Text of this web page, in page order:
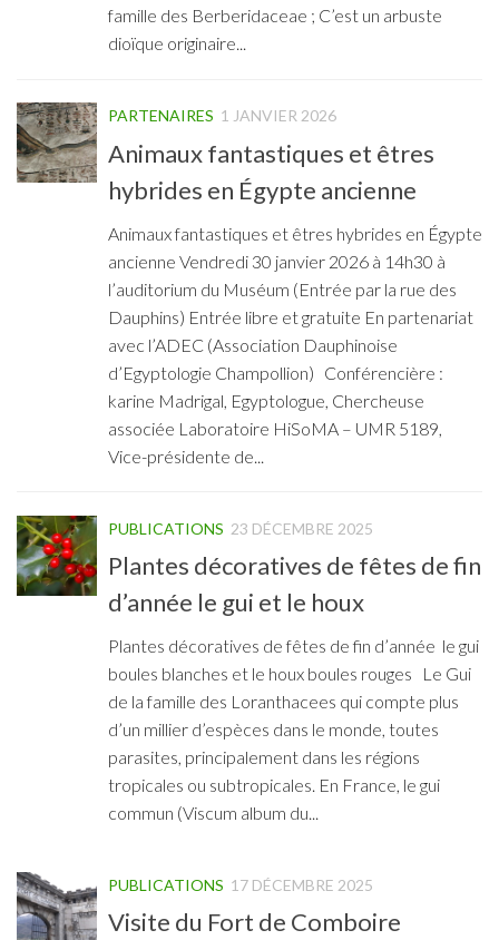
famille des Berberidaceae ; C’est un arbuste
dioïque originaire...
PARTENAIRES 1 JANVIER 2026
Animaux fantastiques et êtres
hybrides en Égypte ancienne
Animaux fantastiques et êtres hybrides en Égypte
ancienne Vendredi 30 janvier 2026 à 14h30 à
l’auditorium du Muséum (Entrée par la rue des
Dauphins) Entrée libre et gratuite En partenariat
avec l’ADEC (Association Dauphinoise
d’Egyptologie Champollion) Conférencière :
karine Madrigal, Egyptologue, Chercheuse
associée Laboratoire HiSoMA – UMR 5189,
Vice-présidente de...
PUBLICATIONS 23 DÉCEMBRE 2025
Plantes décoratives de fêtes de fin
d’année le gui et le houx
Plantes décoratives de fêtes de fin d’année le gui
boules blanches et le houx boules rouges Le Gui
de la famille des Loranthacees qui compte plus
d’un millier d’espèces dans le monde, toutes
parasites, principalement dans les régions
tropicales ou subtropicales. En France, le gui
commun (Viscum album du...
PUBLICATIONS 17 DÉCEMBRE 2025
Visite du Fort de Comboire